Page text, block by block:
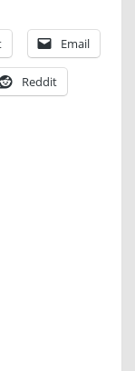
Email
Reddit